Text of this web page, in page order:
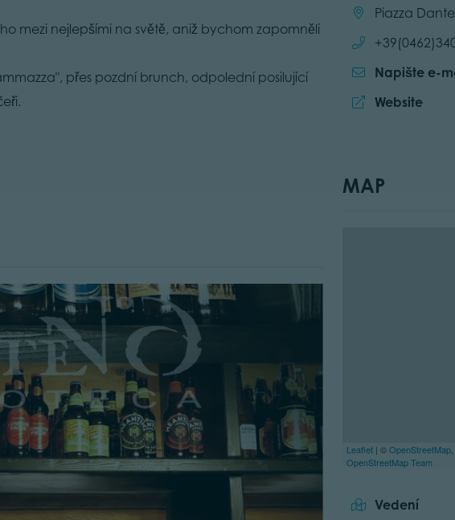
mezi nejlepšími na světě, aniž bychom zapomněli
přes pozdní brunch, odpolední posilující
Location:
Piazza
Call:
Napište e-
Website:
Website
MAP
Leaflet | ©OpenStreetMap
OpenStreetMap Team
Vedení